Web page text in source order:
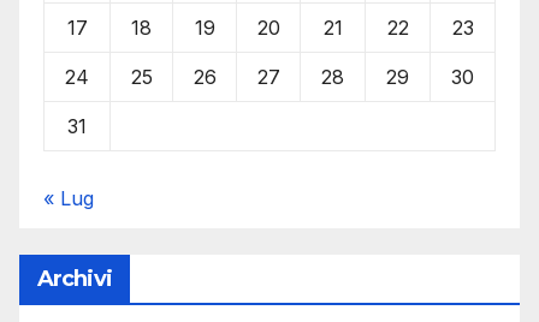
17 18 19 20 21 22 23
24 25 26 27 28 29 30
31
« Lug
Archivi